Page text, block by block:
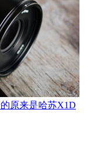
原来是哈苏X1D